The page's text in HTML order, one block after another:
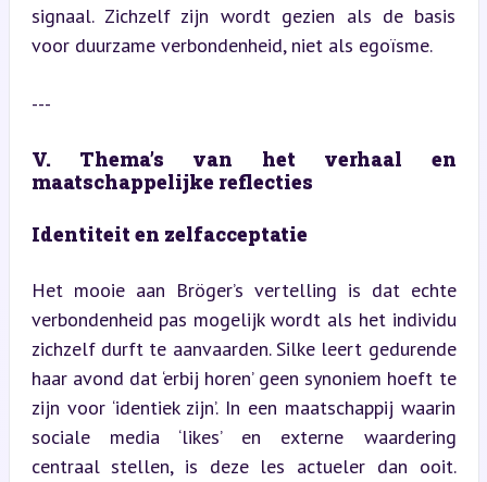
signaal. Zichzelf zijn wordt gezien als de basis
voor duurzame verbondenheid, niet als egoïsme.
---
V. Thema’s van het verhaal en
maatschappelijke reflecties
Identiteit en zelfacceptatie
Het mooie aan Bröger’s vertelling is dat echte
verbondenheid pas mogelijk wordt als het individu
zichzelf durft te aanvaarden. Silke leert gedurende
haar avond dat ‘erbij horen’ geen synoniem hoeft te
zijn voor ‘identiek zijn’. In een maatschappij waarin
sociale media ‘likes’ en externe waardering
centraal stellen, is deze les actueler dan ooit.